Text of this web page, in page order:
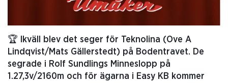
🏆 Ikväll blev det seger för Teknolina (Ove A
Lindqvist/Mats Gällerstedt) på Bodentravet. De
segrade i Rolf Sundlings Minneslopp på
1.27,3v/2160m och för ägarna i Easy KB kommer